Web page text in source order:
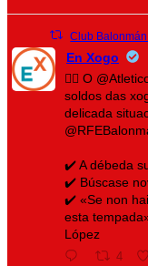
Club
En Xogo
🤾‍♀️ O
soldos das
delicada
✔️ A débeda
✔️ Búscase
✔️ «Se non
esta
López
4